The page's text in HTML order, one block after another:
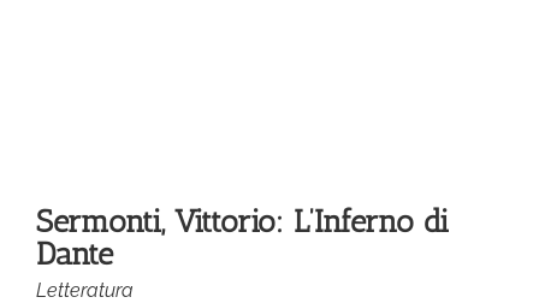
Sermonti, Vittorio: L’Inferno di
Dante
Letteratura